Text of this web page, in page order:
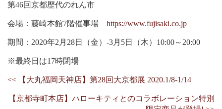
第46回京都歴代のれん市
会場：藤崎本館7階催事場 https://www.fujisaki.co.jp
期間：2020年2月28日（金）-3月5日（木）10:00～20:00
※最終日は17時閉場
<< 【大丸福岡天神店】第28回大京都展 2020.1/8-1/14
【京都寺町本店】ハローキティとのコラボレーション特別